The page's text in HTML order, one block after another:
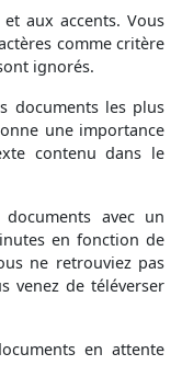
aux accents. Vous
comme critère
ignorés.
documents les plus
une importance
contenu dans le
avec un
en fonction de
ne retrouviez pas
venez de téléverser
en attente